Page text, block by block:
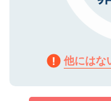
他にはな